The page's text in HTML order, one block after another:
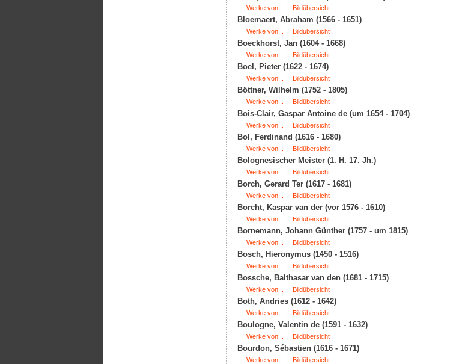
Werke von... | Bildübersicht
Bloemaert, Abraham (1566 - 1651)
Werke von... | Bildübersicht
Boeckhorst, Jan (1604 - 1668)
Werke von... | Bildübersicht
Boel, Pieter (1622 - 1674)
Werke von... | Bildübersicht
Böttner, Wilhelm (1752 - 1805)
Werke von... | Bildübersicht
Bois-Clair, Gaspar Antoine de (um 1654 - 1704)
Werke von... | Bildübersicht
Bol, Ferdinand (1616 - 1680)
Werke von... | Bildübersicht
Bolognesischer Meister (1. H. 17. Jh.)
Werke von... | Bildübersicht
Borch, Gerard Ter (1617 - 1681)
Werke von... | Bildübersicht
Borcht, Kaspar van der (vor 1576 - 1610)
Werke von... | Bildübersicht
Bornemann, Johann Günther (1757 - um 1815)
Werke von... | Bildübersicht
Bosch, Hieronymus (1450 - 1516)
Werke von... | Bildübersicht
Bossche, Balthasar van den (1681 - 1715)
Werke von... | Bildübersicht
Both, Andries (1612 - 1642)
Werke von... | Bildübersicht
Boulogne, Valentin de (1591 - 1632)
Werke von... | Bildübersicht
Bourdon, Sébastien (1616 - 1671)
Werke von... | Bildübersicht